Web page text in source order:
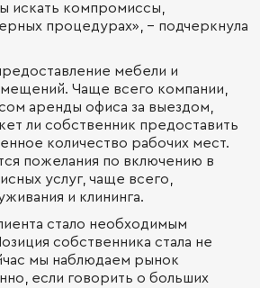
искать компромиссы,
процедурах», - подчеркнула
мебели и
Чаще всего компании,
аренды офиса за выездом,
ли собственник предоставить
количество рабочих мест.
пожелания по включению в
услуг, чаще всего,
и клининга.
стало необходимым
собственника стала не
мы наблюдаем рынок
если говорить о больших